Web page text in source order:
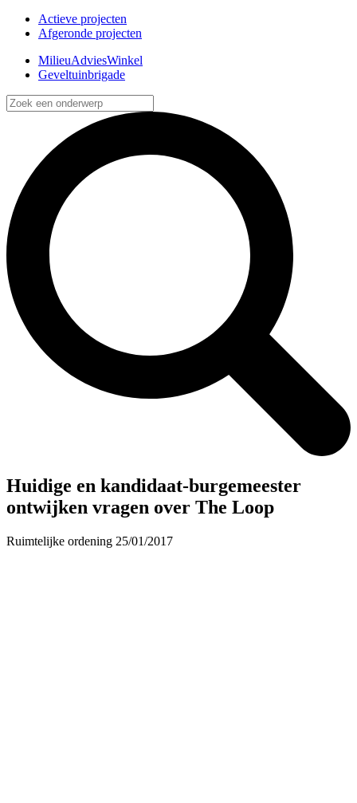
Actieve projecten
Afgeronde projecten
MilieuAdviesWinkel
Geveltuinbrigade
Huidige en kandidaat-burgemeester
ontwijken vragen over The Loop
Ruimtelijke ordening 25/01/2017